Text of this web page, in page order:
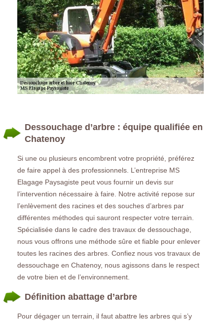
Dessouchage d’arbre : équipe qualifiée en
Chatenoy
Si une ou plusieurs encombrent votre propriété, préférez
de faire appel à des professionnels. L’entreprise MS
Elagage Paysagiste peut vous fournir un devis sur
l’intervention nécessaire à faire. Notre activité repose sur
l’enlèvement des racines et des souches d’arbres par
différentes méthodes qui sauront respecter votre terrain.
Spécialisée dans le cadre des travaux de dessouchage,
nous vous offrons une méthode sûre et fiable pour enlever
toutes les racines des arbres. Confiez nous vos travaux de
dessouchage en Chatenoy, nous agissons dans le respect
de votre bien et de l’environnement.
Définition abattage d’arbre
Pour dégager un terrain, il faut abattre les arbres qui s’y